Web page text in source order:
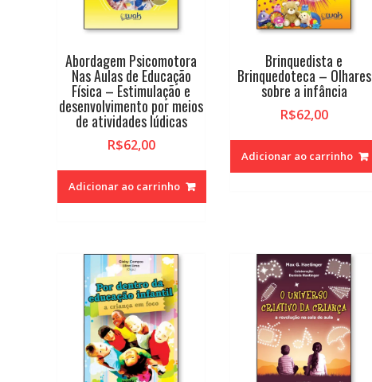
Abordagem Psicomotora
Nas Aulas de Educação
Física – Estimulação e
desenvolvimento por meios
de atividades lúdicas
R$62,00
Adicionar ao carrinho
Brinquedista e
Brinquedoteca – Olhares
sobre a infância
R$62,00
Adicionar ao carrinho